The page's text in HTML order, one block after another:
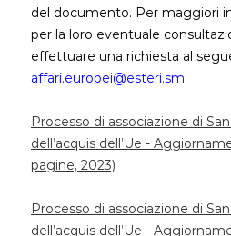
del documento. Per maggiori
per la loro eventuale
effettuare una richiesta al
affari.europei@esteri.sm
Processo di associazione di
dell’acquis dell’Ue -
pagine, 2023)
Processo di associazione di
dell’acquis dell’Ue -